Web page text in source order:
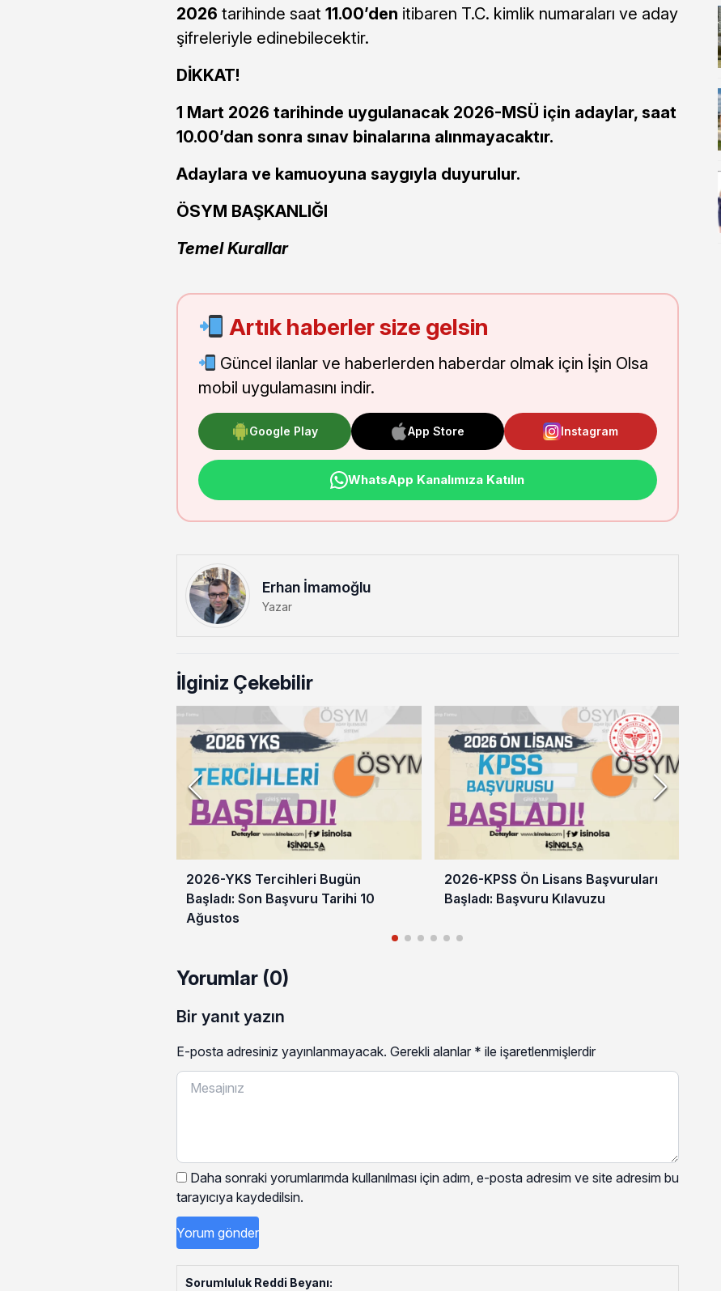
2026 tarihinde saat 11.00’den itibaren T.C. kimlik numaraları ve aday
şifreleriyle edinebilecektir.
DİKKAT!
1 Mart 2026 tarihinde uygulanacak 2026-MSÜ için adaylar, saat
10.00’dan sonra sınav binalarına alınmayacaktır.
Adaylara ve kamuoyuna saygıyla duyurulur.
ÖSYM BAŞKANLIĞI
Temel Kurallar
Artık haberler size gelsin
Güncel ilanlar ve haberlerden haberdar olmak için İşin Olsa
mobil uygulamasını indir.
Google Play App Store Instagram
WhatsApp Kanalımıza Katılın
Erhan İmamoğlu
Yazar
İlginiz Çekebilir
2026-YKS Tercihleri Bugün
Başladı: Son Başvuru Tarihi 10
Ağustos
2026-KPSS Ön Lisans Başvuruları
Başladı: Başvuru Kılavuzu
Yorumlar (0)
Bir yanıt yazın
E-posta adresiniz yayınlanmayacak. Gerekli alanlar * ile işaretlenmişlerdir
Daha sonraki yorumlarımda kullanılması için adım, e-posta adresim ve site adresim bu
tarayıcıya kaydedilsin.
Sorumluluk Reddi Beyanı: